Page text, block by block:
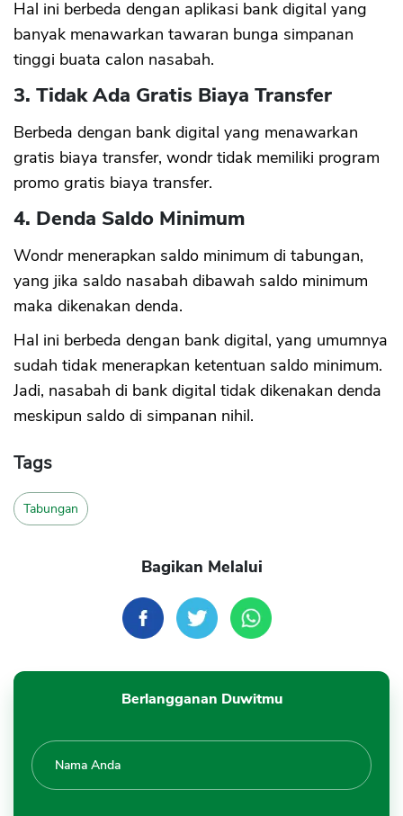
Hal ini berbeda dengan aplikasi bank digital yang
banyak menawarkan tawaran bunga simpanan
tinggi buata calon nasabah.
3. Tidak Ada Gratis Biaya Transfer
Berbeda dengan bank digital yang menawarkan
gratis biaya transfer, wondr tidak memiliki program
promo gratis biaya transfer.
4. Denda Saldo Minimum
Wondr menerapkan saldo minimum di tabungan,
yang jika saldo nasabah dibawah saldo minimum
maka dikenakan denda.
Hal ini berbeda dengan bank digital, yang umumnya
sudah tidak menerapkan ketentuan saldo minimum.
Jadi, nasabah di bank digital tidak dikenakan denda
meskipun saldo di simpanan nihil.
Tags
Tabungan
Bagikan Melalui
Berlangganan Duwitmu